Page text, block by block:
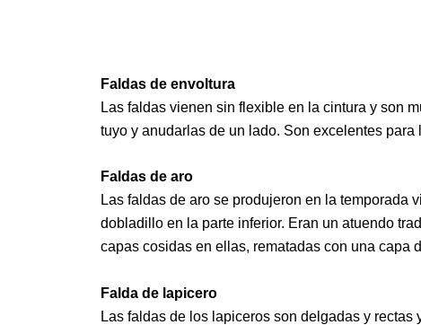
Faldas de envoltura
Las faldas vienen sin flexible en la cintura y son
tuyo y anudarlas de un lado. Son excelentes
Faldas de aro
Las faldas de aro se produjeron en la temporada
dobladillo en la parte inferior. Eran un atuendo
capas cosidas en ellas, rematadas con una capa
Falda de lapicero
Las faldas de los lapiceros son delgadas y